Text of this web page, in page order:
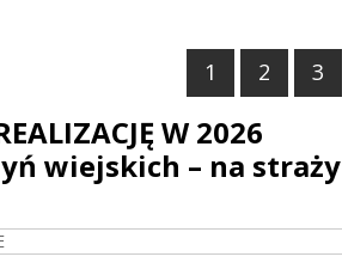
1 2 3
W 2026
wiejskich – na straży